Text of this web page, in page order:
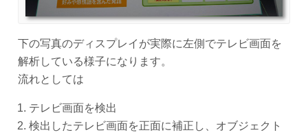
下の写真のディスプレイが実際に左側でテレビ画面を
解析している様子になります。
流れとしては
テレビ画面を検出
検出したテレビ画面を正面に補正し、オブジェクト